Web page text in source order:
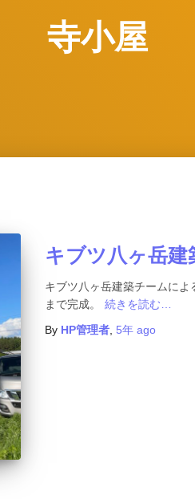
寺小屋
キブツ八ヶ岳建
キブツ八ヶ岳建築チームに
まで完成。
続きを読む…
By HP管理者, 5年ago